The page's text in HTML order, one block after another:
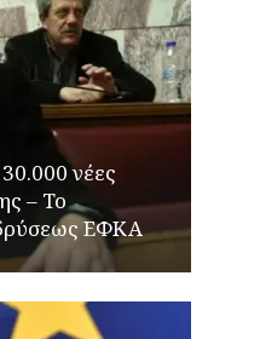
νέες
– Το
ΕΦΚΑ